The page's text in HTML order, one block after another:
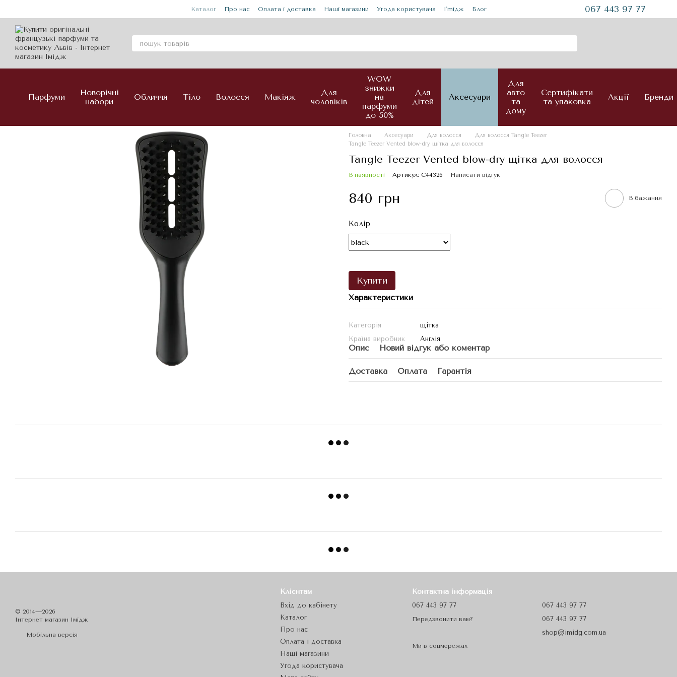
Каталог Про нас Оплата і доставка Наші магазини Угода користувача I'mідж Блог 067 443 97 77
Парфуми
Новорічні
набори
Обличчя Тіло Волосся Макіяж
Для
чоловіків
WOW
знижки
на
парфуми
до 50%
Для
дітей
Аксесуари
Для
авто
та
дому
Сертифікати
та упаковка
Акції Бренди
Головна Аксесуари Для волосся
Для волосся Tangle Teezer
Tangle Teezer Vented blow-dry щітка для волосся
Tangle Teezer Vented blow-dry щітка для волосся
В наявності Артикул: С44326 Написати відгук
840 грн В бажання
Колір
Купити
Характеристики
Категорія
щітка
Країна виробник
Англія
Опис Новий відгук або коментар
Доставка Оплата Гарантія
© 2014—2026
Iнтернет магазин Імідж
Мобільна версія
Клієнтам
Вхід до кабінету
Каталог
Про нас
Оплата і доставка
Наші магазини
Угода користувача
Контактна інформація
067 443 97 77
Передзвонити вам?
067 443 97 77
067 443 97 77
shop@imidg.com.ua
Ми в соцмережах